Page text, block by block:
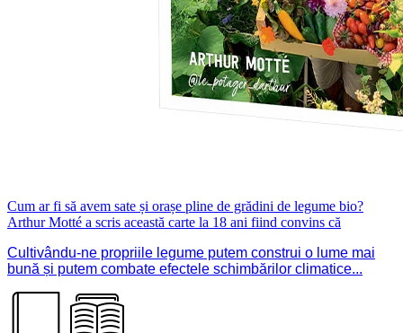
Cum ar fi să avem sate și orașe pline de grădini de legume bio?
Arthur Motté a scris această carte la 18 ani fiind convins că
Cultivându-ne propriile legume putem construi o lume mai
bună și putem combate efectele schimbărilor climatice...